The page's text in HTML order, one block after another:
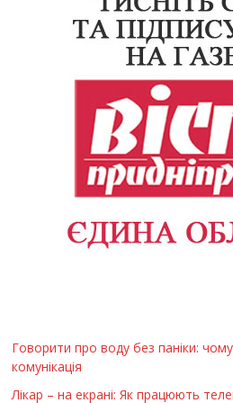
Говорити про воду без паніки:
комунікація
Лікар – на екрані: Як працюють